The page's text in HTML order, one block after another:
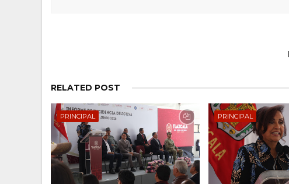
RELATED POST
PRINCIPAL PRINCIPAL